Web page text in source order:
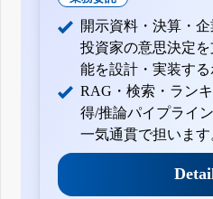
開示資料・決算・企
投資家の意思決定
能を設計・実装する
RAG・検索・ラン
得/推論パイプライ
一気通貫で担います